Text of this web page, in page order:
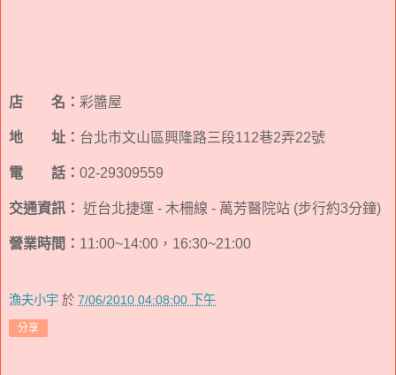
店 名： 彩醬屋
地 址： 台北市文山區興隆路三段112巷2弄22號
電 話： 02-29309559
交通資訊： 近台北捷運 - 木柵線 - 萬芳醫院站 (步行約3分鐘)
營業時間： 11:00~14:00，16:30~21:00
漁夫小宇 於 7/06/2010 04:08:00 下午
分享